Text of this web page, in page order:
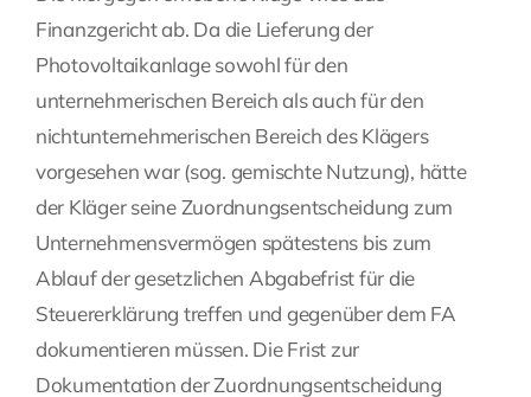
Finanzgericht ab. Da die Lieferung der
Photovoltaikanlage sowohl für den
unternehmerischen Bereich als auch für den
nichtunternehmerischen Bereich des Klägers
vorgesehen war (sog. gemischte Nutzung), hätte
der Kläger seine Zuordnungsentscheidung zum
Unternehmensvermögen spätestens bis zum
Ablauf der gesetzlichen Abgabefrist für die
Steuererklärung treffen und gegenüber dem FA
dokumentieren müssen. Die Frist zur
Dokumentation der Zuordnungsentscheidung